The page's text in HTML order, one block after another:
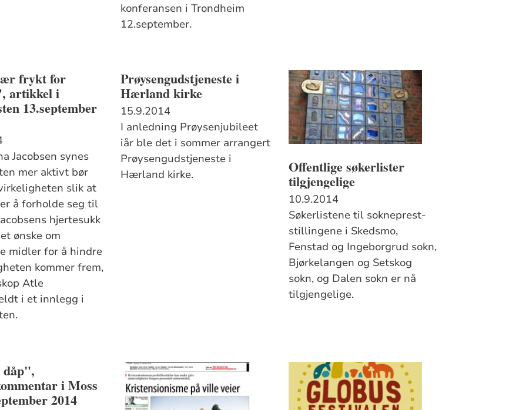
konferansen i Trondheim
12.september.
frykt for
artikkel i
13.september
Jacobsen synes
mer aktivt bør
slik at
å forholde seg til
hjertesukk
ønske om
midler for å hindre
kommer frem,
Atle
i et innlegg i
Prøysengudstjeneste i
Hærland kirke
15.9.2014
I anledning Prøysenjubileet
iår ble det i sommer arrangert
Prøysengudstjeneste i
Hærland kirke.
Offentlige søkerlister
tilgjengelige
10.9.2014
Søkerlistene til sokneprest-
stillingene i Skedsmo,
Fenstad og Ingeborgrud sokn,
Bjørkelangen og Setskog
sokn, og Dalen sokn er nå
tilgjengelige.
i Moss
2014